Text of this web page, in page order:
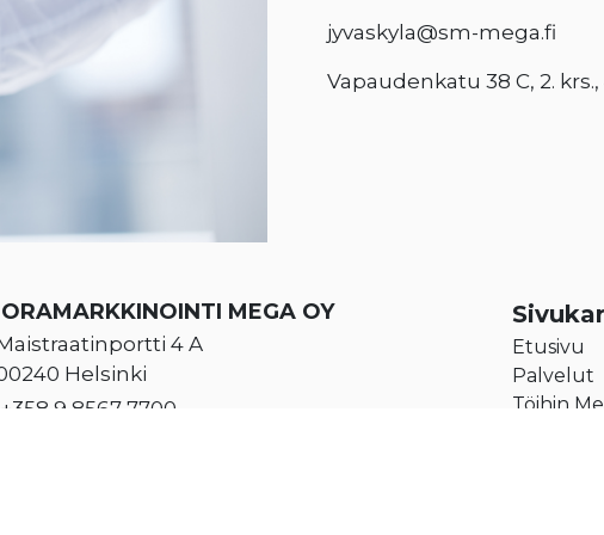
jyvaskyla@sm-mega.fi
Vapaudenkatu 38 C, 2. krs.,
MEGA OY
4 A
Helsinki
+358 9 8567 7700
Etusivu
Palvelut
Töihin